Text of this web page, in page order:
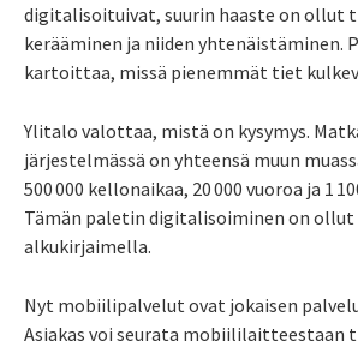
digitalisoituivat, suurin haaste on ollut
kerääminen ja niiden yhtenäistäminen.
kartoittaa, missä pienemmät tiet
Ylitalo valottaa, mistä on kysymys.
järjestelmässä on yhteensä muun
500 000 kellonaikaa, 20 000 vuoroa ja 1
Tämän paletin digitalisoiminen on ollut
alkukirjaimella.
Nyt mobiilipalvelut ovat jokaisen
Asiakas voi seurata mobiililaitteestaan